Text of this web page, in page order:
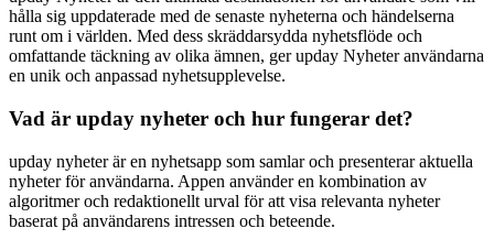
hålla sig uppdaterade med de senaste nyheterna och händelserna
runt om i världen. Med dess skräddarsydda nyhetsflöde och
omfattande täckning av olika ämnen, ger upday Nyheter användarna
en unik och anpassad nyhetsupplevelse.
Vad är upday nyheter och hur fungerar det?
upday nyheter är en nyhetsapp som samlar och presenterar aktuella
nyheter för användarna. Appen använder en kombination av
algoritmer och redaktionellt urval för att visa relevanta nyheter
baserat på användarens intressen och beteende.